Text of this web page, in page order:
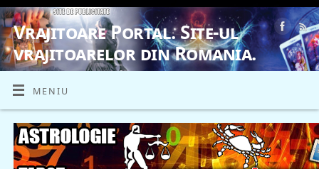
Vrajitoare Portal. Site-ul
vrajitoarelor din Romania.
VRAJITOARE, VRAJITOARELE, VRAJITOARE
MENIU